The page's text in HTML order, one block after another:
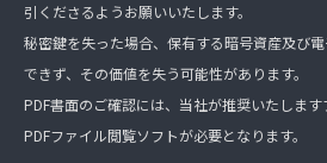
引くださるようお願いいたします。
秘密鍵を失った場合、保有する暗号資産及び
できず、その価値を失う可能性があります。
PDF書面のご確認には、当社が推奨いたしま
PDFファイル閲覧ソフトが必要となります。